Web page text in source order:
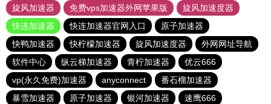
旋风加速器
免费vps加速器外网苹果版
旋风加速度器
快连加速器
快连加速器官网入口
原子加速器
快鸭加速器
快柠檬加速器 旋风加速度器
外网网址导航
软件中心
纵云梯加速器 青柠加速器
优云666
vp(永久免费)加速器
anyconnect
番石榴加速器
暴雪加速器
原子加速器 银河加速器
速鹰666